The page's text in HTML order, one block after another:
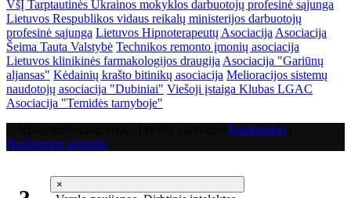
VšĮ Tarptautinės Ukrainos mokyklos darbuotojų profesinė sąjunga
Lietuvos Respublikos vidaus reikalų ministerijos darbuotojų
profesinė sąjunga Lietuvos Hipnoterapeutų Asociacija Asociacija
Šeima Tauta Valstybė Technikos remonto įmonių asociacija
Lietuvos klinikinės farmakologijos draugija Asociacija "Gariūnų
aljansas" Kėdainių krašto bitinikų asociacija Melioracijos sistemų
naudotojų asociacija "Dubiniai" Viešoji įstaiga Klubas LGAC
Asociacija "Temidės tarnyboje"
Rankinukai
Buhlaterinė apskaita
×